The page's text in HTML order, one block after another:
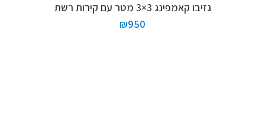
גזיבו קאמפינג 3×3 מטר עם קירות רשת
₪950